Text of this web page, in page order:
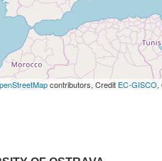
contributors, Credit EC-GISCO,